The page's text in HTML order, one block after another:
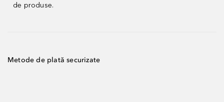
de produse.
Metode de plată securizate